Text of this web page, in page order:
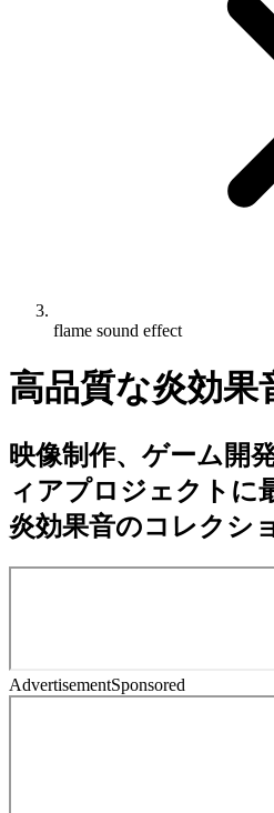
flame sound effect
高品質な炎効果
映像制作、ゲーム開
ィアプロジェクトに
炎効果音のコレクシ
AdvertisementSponsored